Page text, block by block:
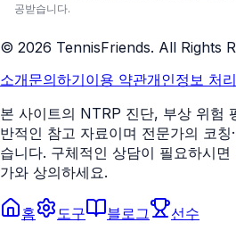
공받습니다.
© 2026 TennisFriends. All Rights
소개문의하기이용 약관개인정보 처
본 사이트의 NTRP 진단, 부상 위험
반적인 참고 자료이며 전문가의 코
습니다. 구체적인 상담이 필요하시
가와 상의하세요.
홈 도구 블로그 선수